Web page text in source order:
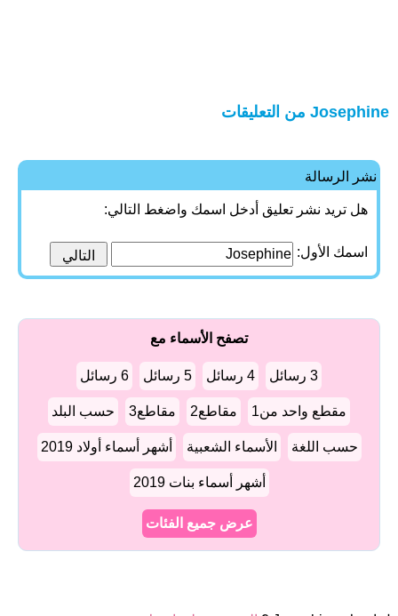
Josephine من التعليقات
نشر الرسالة
هل تريد نشر تعليق أدخل اسمك واضغط التالي:
اسمك الأول:
تصفح الأسماء مع
3 رسائل 4 رسائل 5 رسائل 6 رسائل
مقطع واحد من1 مقاطع2 مقاطع3 حسب البلد
حسب اللغة الأسماء الشعبية أشهر أسماء أولاد 2019
أشهر أسماء بنات 2019
عرض جميع الفئات